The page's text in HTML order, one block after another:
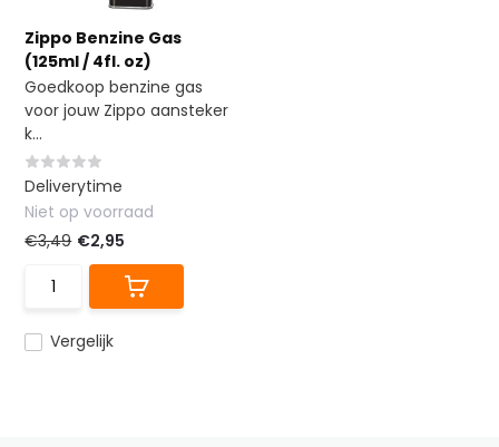
Zippo Benzine Gas
(125ml / 4fl. oz)
Goedkoop benzine gas
voor jouw Zippo aansteker
k...
Vergelijk
Deliverytime
Niet op voorraad
€3,49 €2,95